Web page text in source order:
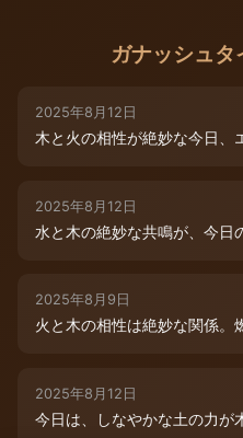
ガナッシュ
2025年8月12日
木と火の相性が絶妙な今日、
2025年8月12日
水と木の絶妙な共鳴が、今日
2025年8月9日
火と木の相性は絶妙な関係。
2025年8月12日
今日は、しなやかな土の力が